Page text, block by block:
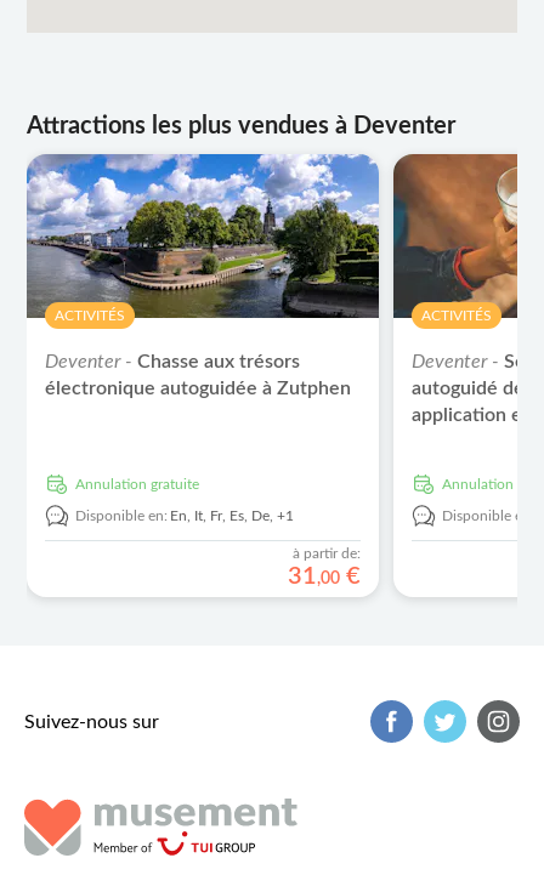
Attractions les plus vendues à Deventer
ACTIVITÉS
Deventer -Chasse aux trésors
électronique autoguidée à Zutphen
Annulation gratuite
Disponible en: En, It, Fr, Es, De,+1
à partir de:
31,00 €
ACTIVITÉS
Deventer -
autoguidé des
application en
Annulation
Disponible en:
Suivez-nous sur